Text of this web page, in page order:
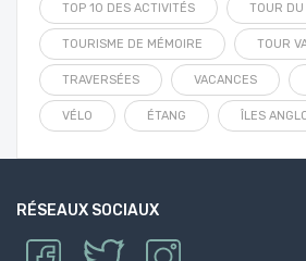
TOP 10 DES ACTIVITÉS TOUR
TOURISME DE MÉMOIRE TOUR
TRAVERSÉES VACANCES
VÉLO ÉTANG ÎLES
RÉSEAUX SOCIAUX